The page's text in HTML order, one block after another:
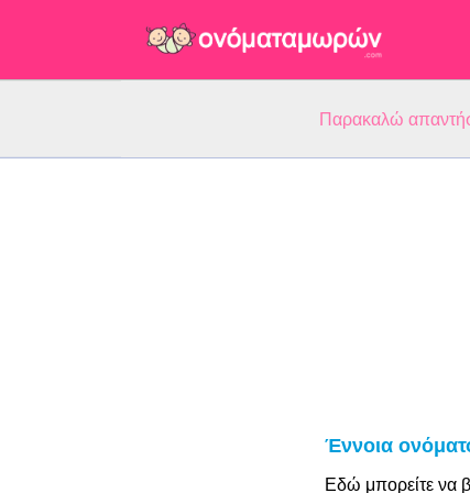
Παρακαλώ
Έννοια
Εδώ μπορείτε να